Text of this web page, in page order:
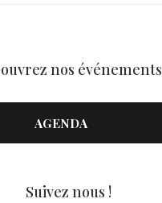
nos événements
AGENDA
Suivez nous !